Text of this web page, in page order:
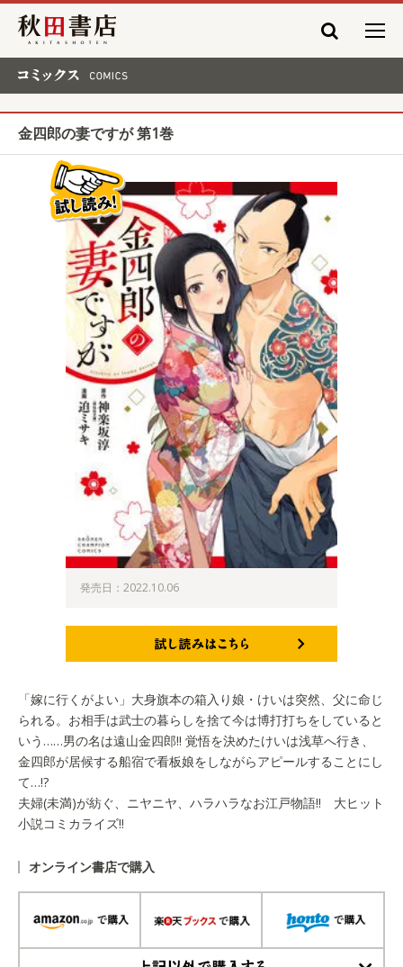
秋田書店
金四郎の妻ですが 第1巻
発売日：2022.10.06
「嫁に行くがよい」大身旗本の箱入り娘・けいは突然、父に命じ
られる。お相手は武士の暮らしを捨て今は博打打ちをしていると
いう……男の名は遠山金四郎!! 覚悟を決めたけいは浅草へ行き、
金四郎が居候する船宿で看板娘をしながらアピールすることにし
て…!?
夫婦(未満)が紡ぐ、ニヤニヤ、ハラハラなお江戸物語!! 大ヒット
小説コミカライズ!!
オンライン書店で購入